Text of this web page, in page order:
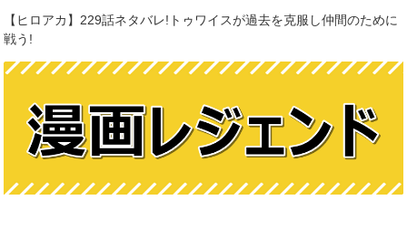
【ヒロアカ】229話ネタバレ!トゥワイスが過去を克服し仲間のために
戦う!